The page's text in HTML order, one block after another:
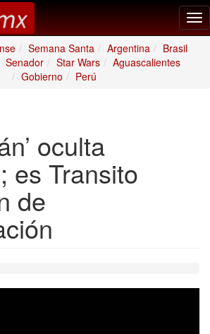
Semana Santa Argentina
Brasil
Senador Star Wars
Aguascalientes
Gobierno
Perú
oculta
es Transito
de